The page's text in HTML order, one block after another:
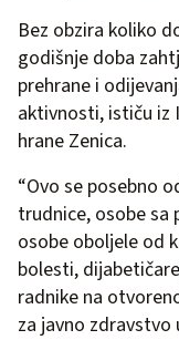
Bez obzira koliko
godišnje doba
prehrane i
aktivnosti, ističu iz
hrane Zenica.
“Ovo se posebno
trudnice, osobe
osobe oboljele od
bolesti,
radnike na
za javno zdravstvo